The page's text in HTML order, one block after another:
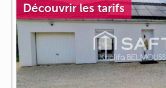
Découvrir les tarifs